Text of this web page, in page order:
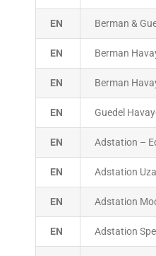
EN Berman &
EN Berman
EN Berman
EN Guedel
EN Adstation –
EN Adstation
EN Adstation
EN Adstation